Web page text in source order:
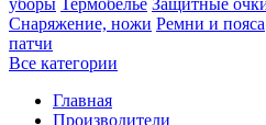
уборы Термобелье Защитные
Снаряжение, ножи Ремни и пояса
патчи
Все категории
Главная
Производители